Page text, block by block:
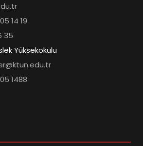
14 19
35
Yüksekokulu
1488